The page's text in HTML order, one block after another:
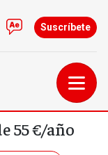
de cuenta de
Iniciar sesión
Contacto
Suscríbete
55 €/año